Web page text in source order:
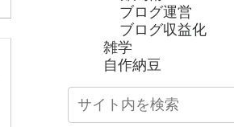
ブログ運営
ブログ収益化
雑学
自作納豆